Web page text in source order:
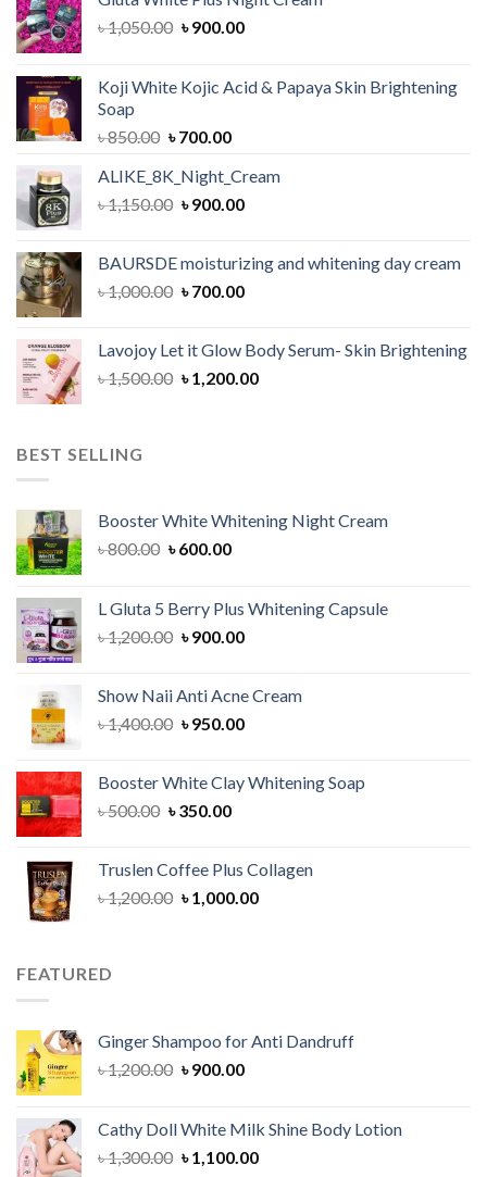
৳1,050.00 Original
৳ 1,050.00.
৳900.00Current
৳ 900.00.
Koji White Kojic Acid & Papaya Skin Brightening
Soap
৳850.00 Original
was:
৳ 850.00.
৳700.00Current
is:
৳ 700.00.
ALIKE_8K_Night_Cream
৳1,150.00 Original
৳ 1,150.00.
৳900.00Current
৳ 900.00.
BAURSDE moisturizing and whitening day cream
৳1,000.00 Original
৳ 1,000.00.
৳700.00Current
৳ 700.00.
Lavojoy Let it Glow Body Serum- Skin Brightening
৳1,500.00 Original
৳1,200.00Current
BEST SELLING
Booster White Whitening Night Cream
৳800.00 Original
৳ 800.00.
৳600.00Current
৳ 600.00.
L Gluta 5 Berry Plus Whitening Capsule
৳1,200.00 Original
৳ 1,200.00.
৳900.00Current
৳ 900.00.
Show Naii Anti Acne Cream
৳1,400.00 Original
৳ 1,400.00.
৳950.00Current
৳ 950.00.
Booster White Clay Whitening Soap
৳500.00 Original
৳ 500.00.
৳350.00Current
৳ 350.00.
Truslen Coffee Plus Collagen
৳1,200.00 Original
৳1,000.00Current
FEATURED
Ginger Shampoo for Anti Dandruff
৳1,200.00 Original
৳ 1,200.00.
৳900.00Current
৳ 900.00.
Cathy Doll White Milk Shine Body Lotion
৳1,300.00 Original
৳1,100.00Current